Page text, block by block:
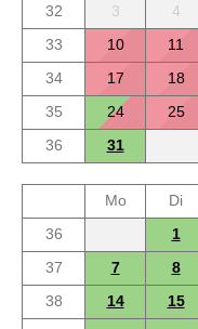
32
3 4
33
10 11
34
17 18
35
24 25
36
31
Mo
Di
36
1
37
7 8
38
14 15